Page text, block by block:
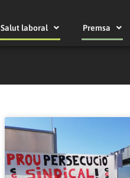
Salut laboral Premsa